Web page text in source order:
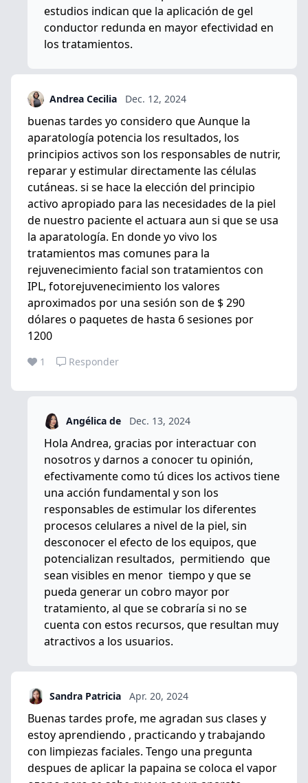
estudios indican que la aplicación de gel
conductor redunda en mayor efectividad en
los tratamientos.
Andrea Cecilia Dec. 12, 2024
buenas tardes yo considero que Aunque la
aparatología potencia los resultados, los
principios activos son los responsables de nutrir,
reparar y estimular directamente las células
cutáneas. si se hace la elección del principio
activo apropiado para las necesidades de la piel
de nuestro paciente el actuara aun si que se usa
la aparatología. En donde yo vivo los
tratamientos mas comunes para la
rejuvenecimiento facial son tratamientos con
IPL, fotorejuvenecimiento los valores
aproximados por una sesión son de $ 290
dólares o paquetes de hasta 6 sesiones por
1200
1 Responder
Angélica de Dec. 13, 2024
Hola Andrea, gracias por interactuar con
nosotros y darnos a conocer tu opinión,
efectivamente como tú dices los activos tiene
una acción fundamental y son los
responsables de estimular los diferentes
procesos celulares a nivel de la piel, sin
desconocer el efecto de los equipos, que
potencializan resultados, permitiendo que
sean visibles en menor tiempo y que se
pueda generar un cobro mayor por
tratamiento, al que se cobraría si no se
cuenta con estos recursos, que resultan muy
atractivos a los usuarios.
Sandra Patricia Apr. 20, 2024
Buenas tardes profe, me agradan sus clases y
estoy aprendiendo , practicando y trabajando
con limpiezas faciales. Tengo una pregunta
despues de aplicar la papaina se coloca el vapor